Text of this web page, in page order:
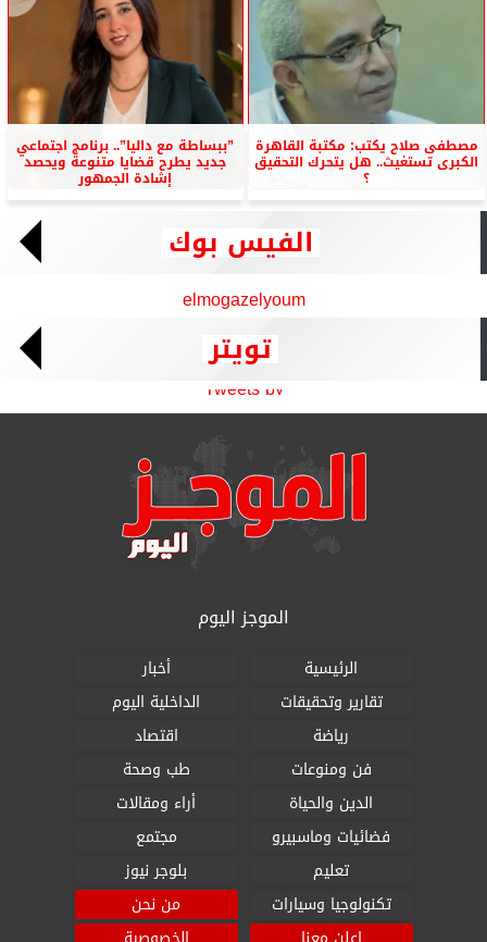
مصطفى صلاح يكتب: مكتبة القاهرة
الكبرى تستغيث.. هل يتحرك التحقيق
؟
”ببساطة مع داليا”.. برنامج اجتماعي
جديد يطرح قضايا متنوعة ويحصد
إشادة الجمهور
الفيس بوك
elmogazelyoum
تويتر
Tweets by
الموجز اليوم
الرئيسية
أخبار
تقارير وتحقيقات
الداخلية اليوم
رياضة
اقتصاد
فن ومنوعات
طب وصحة
الدين والحياة
أراء ومقالات
فضائيات وماسبيرو
مجتمع
تعليم
بلوجر نيوز
تكنولوجيا وسيارات
من نحن